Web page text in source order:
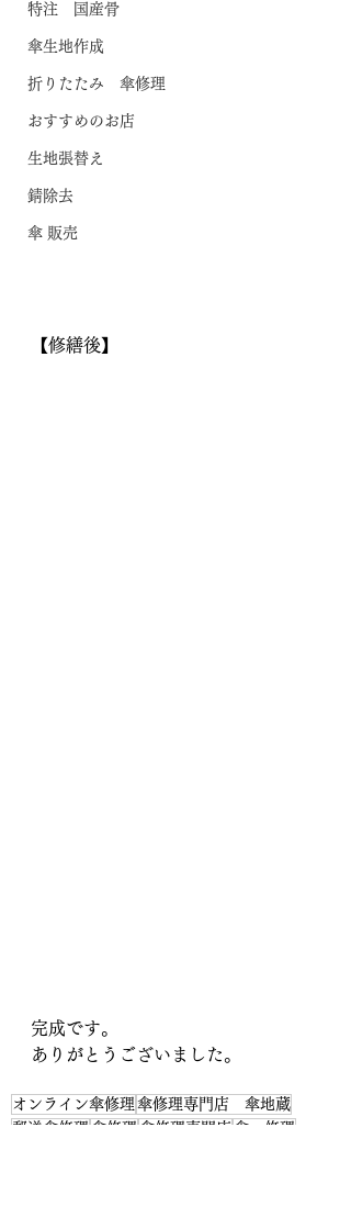
特注 国産骨
傘生地作成
折りたたみ 傘修理
おすすめのお店
生地張替え
錆除去
傘 販売
【修繕後】
完成です。
ありがとうございました。
オンライン傘修理 傘修理専門店 傘地蔵
郵送傘修理 傘修理 傘修理専門店 傘 修理